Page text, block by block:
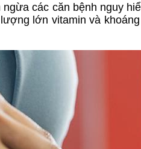
các căn bệnh nguy
lớn vitamin và